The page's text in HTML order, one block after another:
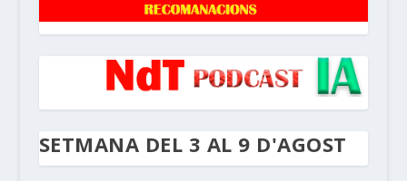
SETMANA DEL 3 AL 9 D'AGOST